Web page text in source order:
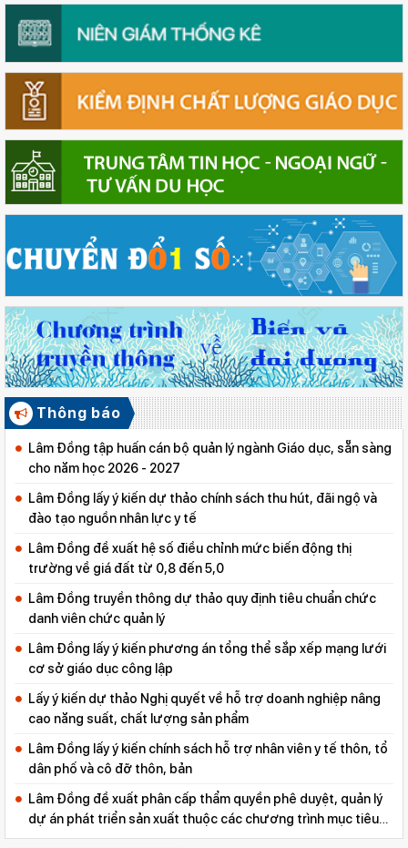
Thông báo
Lâm Đồng tập huấn cán bộ quản lý ngành Giáo dục, sẵn sàng
cho năm học 2026 - 2027
Lâm Đồng lấy ý kiến dự thảo chính sách thu hút, đãi ngộ và
đào tạo nguồn nhân lực y tế
Lâm Đồng đề xuất hệ số điều chỉnh mức biến động thị
trường về giá đất từ 0,8 đến 5,0
Lâm Đồng truyền thông dự thảo quy định tiêu chuẩn chức
danh viên chức quản lý
Lâm Đồng lấy ý kiến phương án tổng thể sắp xếp mạng lưới
cơ sở giáo dục công lập
Lấy ý kiến dự thảo Nghị quyết về hỗ trợ doanh nghiệp nâng
cao năng suất, chất lượng sản phẩm
Lâm Đồng lấy ý kiến chính sách hỗ trợ nhân viên y tế thôn, tổ
dân phố và cô đỡ thôn, bản
Lâm Đồng đề xuất phân cấp thẩm quyền phê duyệt, quản lý
dự án phát triển sản xuất thuộc các chương trình mục tiêu
quốc gia